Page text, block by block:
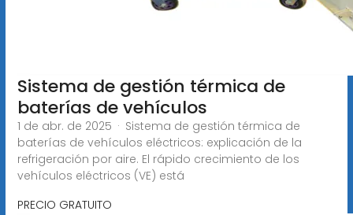
Sistema de gestión térmica de
baterías de vehículos
1 de abr. de 2025 · Sistema de gestión térmica de
baterías de vehículos eléctricos: explicación de la
refrigeración por aire. El rápido crecimiento de los
vehículos eléctricos (VE) está
PRECIO GRATUITO